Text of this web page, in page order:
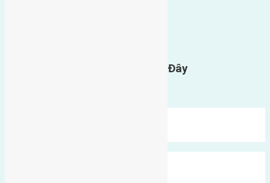
Gửi Tin Nhắn Cho Chúng Tôi Ở Đây